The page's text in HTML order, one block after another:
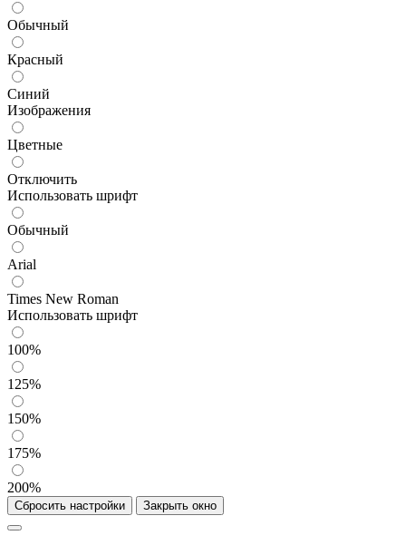
Обычный
Красный
Синий
Изображения
Цветные
Отключить
Использовать шрифт
Обычный
Arial
Times New Roman
Использовать шрифт
100%
125%
150%
175%
200%
Сбросить настройки Закрыть окно